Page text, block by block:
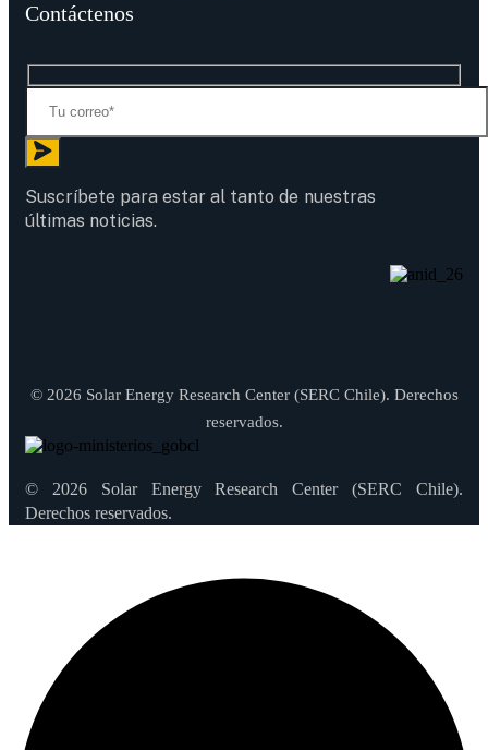
Contáctenos
Suscríbete para estar al tanto de nuestras
últimas noticias.
© 2026 Solar Energy Research Center (SERC Chile). Derechos
reservados.
© 2026 Solar Energy Research Center (SERC Chile).
Derechos reservados.